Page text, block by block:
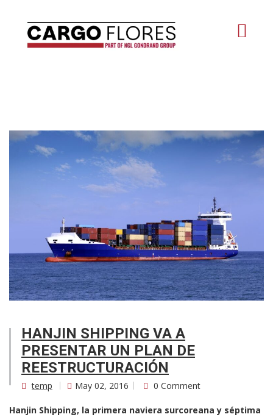
HANJIN SHIPPING VA A
PRESENTAR UN PLAN DE
REESTRUCTURACIÓN
temp May 02, 2016 0 Comment
Hanjin Shipping, la primera naviera surcoreana y séptima